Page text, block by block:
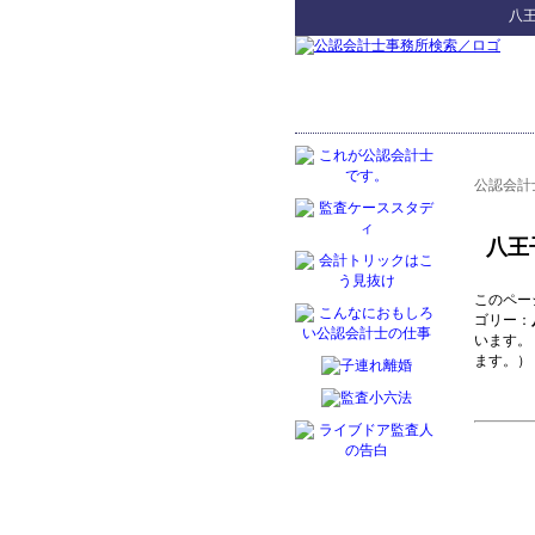
八
公認会計
八王
このペ
ゴリー：
います
ます。）